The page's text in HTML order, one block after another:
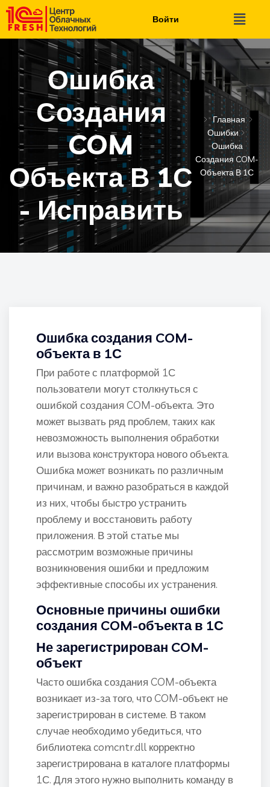
Войти
Ошибка
Создания
COM
Объекта В 1С
- Исправить
Главная
Ошибки
Ошибка
Создания COM-
Объекта В 1С
Ошибка создания COM-
объекта в 1С
При работе с платформой 1С
пользователи могут столкнуться с
ошибкой создания COM-объекта. Это
может вызвать ряд проблем, таких как
невозможность выполнения обработки
или вызова конструктора нового объекта.
Ошибка может возникать по различным
причинам, и важно разобраться в каждой
из них, чтобы быстро устранить
проблему и восстановить работу
приложения. В этой статье мы
рассмотрим возможные причины
возникновения ошибки и предложим
эффективные способы их устранения.
Основные причины ошибки
создания COM-объекта в 1С
Не зарегистрирован COM-
объект
Часто ошибка создания COM-объекта
возникает из-за того, что COM-объект не
зарегистрирован в системе. В таком
случае необходимо убедиться, что
библиотека comcntr.dll корректно
зарегистрирована в каталоге платформы
1С. Для этого нужно выполнить команду в